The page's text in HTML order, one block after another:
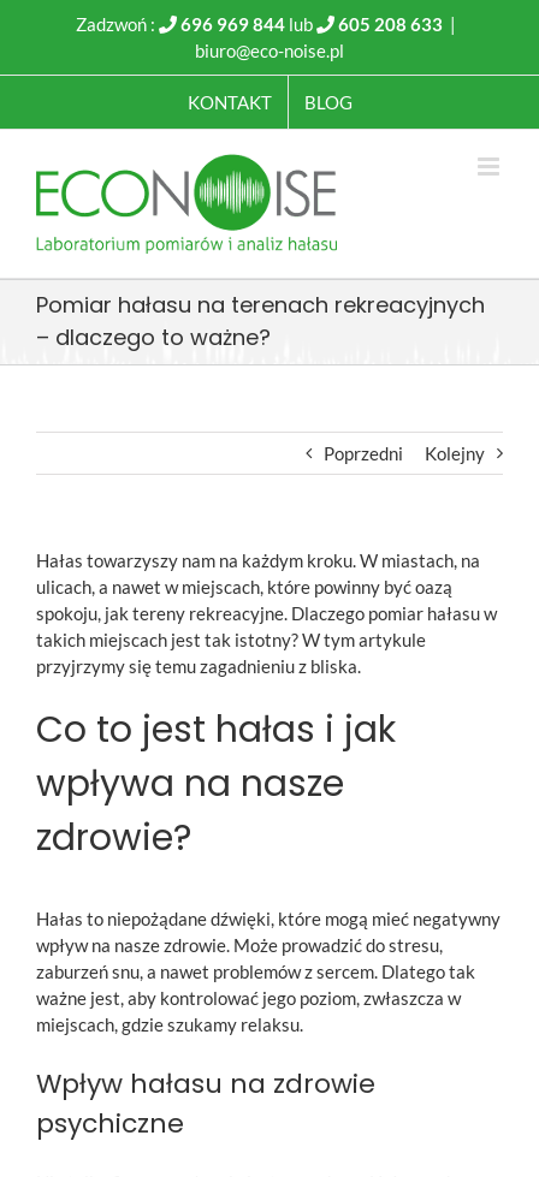
Zadzwoń : 696 969 844 lub 605 208 633 |
biuro@eco-noise.pl
KONTAKT BLOG
Pomiar hałasu na terenach rekreacyjnych
– dlaczego to ważne?
Poprzedni Kolejny
Hałas towarzyszy nam na każdym kroku. W miastach, na
ulicach, a nawet w miejscach, które powinny być oazą
spokoju, jak tereny rekreacyjne. Dlaczego pomiar hałasu w
takich miejscach jest tak istotny? W tym artykule
przyjrzymy się temu zagadnieniu z bliska.
Co to jest hałas i jak
wpływa na nasze
zdrowie?
Hałas to niepożądane dźwięki, które mogą mieć negatywny
wpływ na nasze zdrowie. Może prowadzić do stresu,
zaburzeń snu, a nawet problemów z sercem. Dlatego tak
ważne jest, aby kontrolować jego poziom, zwłaszcza w
miejscach, gdzie szukamy relaksu.
Wpływ hałasu na zdrowie
psychiczne